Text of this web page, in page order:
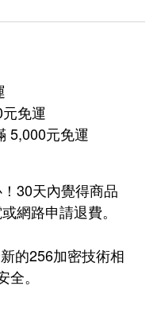
免運
5,000元免運
30天內覺得商品
網路申請退費。
的256加密技術相
。